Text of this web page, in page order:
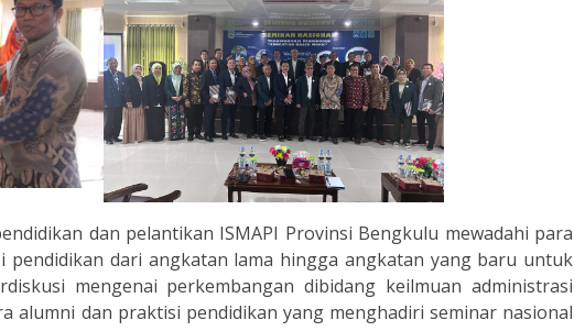
dan pelantikan ISMAPI Provinsi Bengkulu mewadahi para
pendidikan dari angkatan lama hingga angkatan yang baru untuk
mengenai perkembangan dibidang keilmuan administrasi
alumni dan praktisi pendidikan yang menghadiri seminar nasional